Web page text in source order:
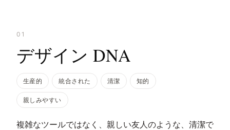
01
デザイン DNA
生産的 統合された 清潔 知的
親しみやすい
複雑なツールではなく、親しい友人のような、清潔で